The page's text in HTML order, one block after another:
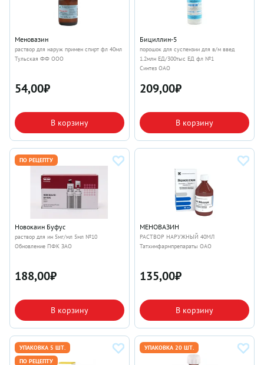
Меновазин
раствор для наруж примен спирт фл 40мл
Тульская ФФ ООО
54,00₽
В корзину
Бициллин-5
порошок для суспензии для в/м введ
1.2млн ЕД/300тыс ЕД фл №1
Синтез ОАО
209,00₽
В корзину
ПО РЕЦЕПТУ
Новокаин Буфус
раствор для ин 5мг/мл 5мл №10
Обновление ПФК ЗАО
188,00₽
В корзину
МЕНОВАЗИН
РАСТВОР НАРУЖНЫЙ 40МЛ
Татхимфармпрепараты ОАО
135,00₽
В корзину
УПАКОВКА 5 ШТ.
ПО РЕЦЕПТУ
УПАКОВКА 20 ШТ.